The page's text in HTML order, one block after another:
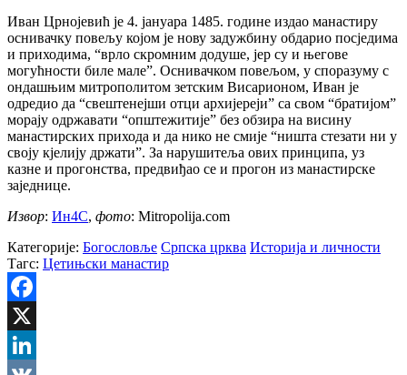
Иван Црнојевић је 4. јануара 1485. године издао манастиру
оснивачку повељу којом је нову задужбину обдарио посједима
и приходима, “врло скромним додуше, јер су и његове
могућности биле мале”. Оснивачком повељом, у споразуму с
ондашњим митрополитом зетским Висарионом, Иван је
одредио да “свештенејши отци архијереји” са свом “братијом”
морају одржавати “општежитије” без обзира на висину
манастирских прихода и да нико не смије “ништа стезати ни у
своју кјелију држати”. За нарушитеља ових принципа, уз
казне и прогонства, предвиђао се и прогон из манастирске
заједнице.
Извор: Ин4С, фото: Mitropolija.com
Категорије: Богословље Српска црква Историја и личности
Тагс: Цетињски манастир
Facebook
X